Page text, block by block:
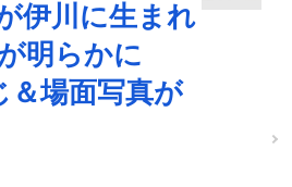
伊川に生まれ
明らかに
＆場面写真が